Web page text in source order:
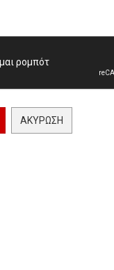
ΑΚΎΡΩΣΗ